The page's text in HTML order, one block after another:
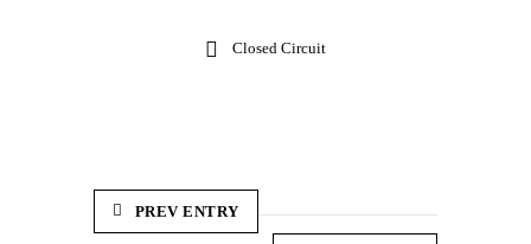
Closed Circuit
PREV ENTRY